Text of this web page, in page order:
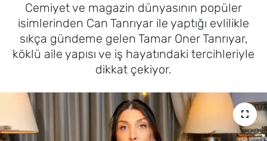
Cemiyet ve magazin dünyasının popüler
isimlerinden Can Tanrıyar ile yaptığı evlilikle
sıkça gündeme gelen Tamar Oner Tanrıyar,
köklü aile yapısı ve iş hayatındaki tercihleriyle
dikkat çekiyor.